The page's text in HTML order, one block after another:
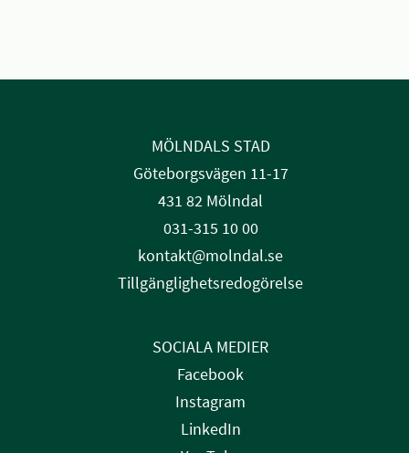
MÖLNDALS STAD
Göteborgsvägen 11-17
431 82 Mölndal
031-315 10 00
kontakt@molndal.se
Tillgänglighetsredogörelse
SOCIALA MEDIER
Facebook
Instagram
LinkedIn